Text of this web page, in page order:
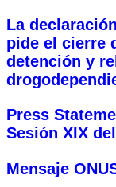
La
pide el cierre
detención y
Press
Sesión XIX
Mensaje